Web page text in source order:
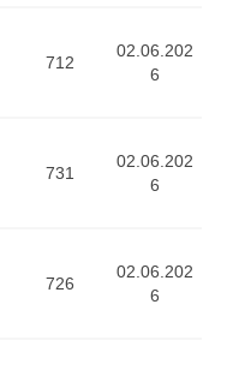
712
02.06.202
6
731
02.06.202
6
726
02.06.202
6